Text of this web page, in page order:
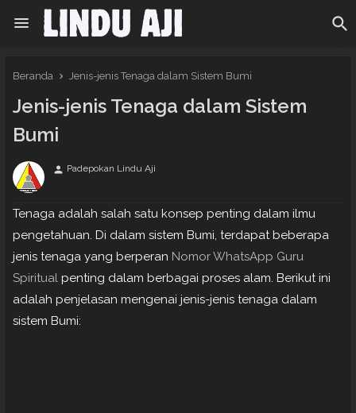
Beranda Jenis-jenis Tenaga dalam Sistem Bumi
Jenis-jenis Tenaga dalam Sistem
Bumi
person Padepokan Lindu Aji
Tenaga adalah salah satu konsep penting dalam ilmu
pengetahuan. Di dalam sistem Bumi, terdapat beberapa
jenis tenaga yang berperan Nomor WhatsApp Guru
Spiritual penting dalam berbagai proses alam. Berikut ini
adalah penjelasan mengenai jenis-jenis tenaga dalam
sistem Bumi: